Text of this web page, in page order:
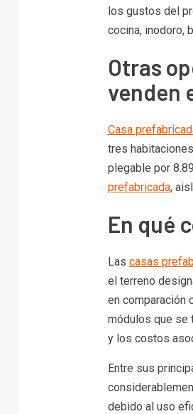
los gustos del
cocina, inodoro,
Otras
venden
Casa
tres
plegable por
prefabricada,
En qué
Las casas
el terreno
en comparación
módulos que se
y los costos
Entre sus
debido al uso